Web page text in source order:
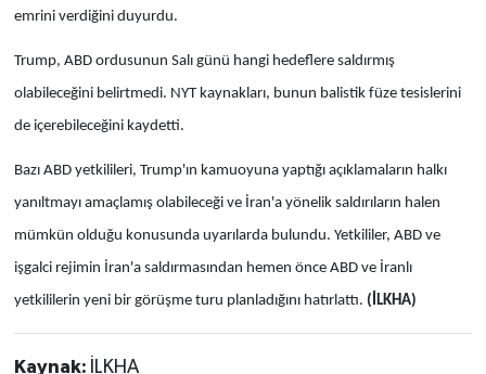
emrini verdiğini duyurdu.
Trump, ABD ordusunun Salı günü hangi hedeflere saldırmış
olabileceğini belirtmedi. NYT kaynakları, bunun balistik füze tesislerini
de içerebileceğini kaydetti.
Bazı ABD yetkilileri, Trump'ın kamuoyuna yaptığı açıklamaların halkı
yanıltmayı amaçlamış olabileceği ve İran'a yönelik saldırıların halen
mümkün olduğu konusunda uyarılarda bulundu. Yetkililer, ABD ve
işgalci rejimin İran'a saldırmasından hemen önce ABD ve İranlı
yetkililerin yeni bir görüşme turu planladığını hatırlattı. (İLKHA)
Kaynak: İLKHA